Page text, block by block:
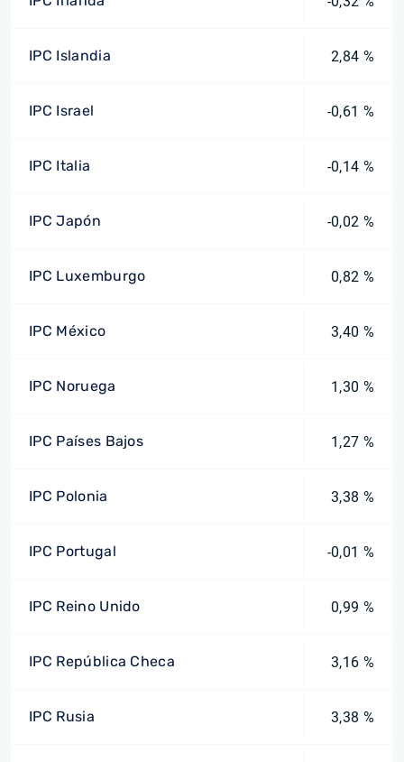
IPC Islandia 2,84 %
IPC Israel -0,61 %
IPC Italia -0,14 %
IPC Japón -0,02 %
IPC Luxemburgo 0,82 %
IPC México 3,40 %
IPC Noruega 1,30 %
IPC Países Bajos 1,27 %
IPC Polonia 3,38 %
IPC Portugal -0,01 %
IPC Reino Unido 0,99 %
IPC República Checa 3,16 %
IPC Rusia 3,38 %